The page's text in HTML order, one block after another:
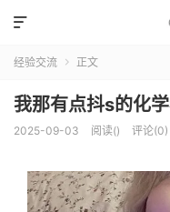

经验交流  正文
我那有点抖s的化
2025-09-03 阅读() 评论(0)